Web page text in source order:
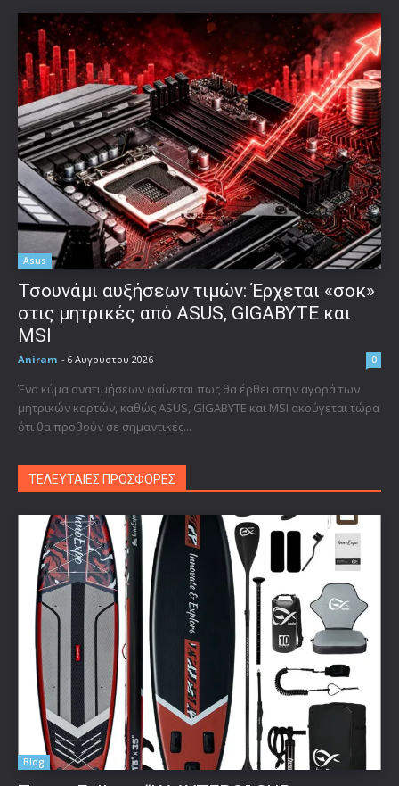
Asus
Τσουνάμι αυξήσεων τιμών: Έρχεται «σοκ»
στις μητρικές από ASUS, GIGABYTE και
MSI
Aniram - 6 Αυγούστου 2026 0
Ένα κύμα ανατιμήσεων φαίνεται πως θα έρθει στην αγορά των
μητρικών καρτών, καθώς ASUS, GIGABYTE και MSI ακούγεται τώρα
ότι θα προβούν σε σημαντικές...
ΤΕΛΕΥΤΑΙΕΣ ΠΡΟΣΦΟΡΕΣ
Blog